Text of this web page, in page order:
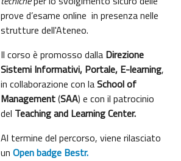
prove d’esame online in presenza nelle
strutture dell'Ateneo.
Il corso è promosso dalla Direzione
Sistemi Informativi, Portale, E-learning,
in collaborazione con laSchool of
Management(SAA) e con il patrocinio
del Teaching and Learning Center.
Al termine del percorso, viene rilasciato
unOpen badge Bestr.